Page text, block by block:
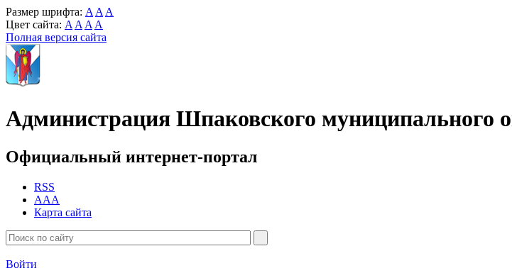
Размер шрифта: A A A
Цвет сайта: A A A A
Полная версия сайта
Администрация Шпаковского муниципального
Официальный интернет-портал
RSS
AAA
Карта сайта
Войти